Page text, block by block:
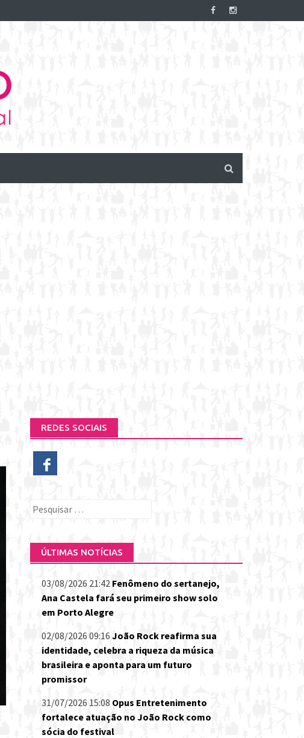
REDES SOCIAIS
Pesquisar
ÚLTIMAS NOTÍCIAS
03/08/2026 21:42 Fenômeno do sertanejo,
Ana Castela fará seu primeiro show solo
em Porto Alegre
02/08/2026 09:16 João Rock reafirma sua
identidade, celebra a riqueza da música
brasileira e aponta para um futuro
promissor
31/07/2026 15:08 Opus Entretenimento
fortalece atuação no João Rock como
sócia do festival